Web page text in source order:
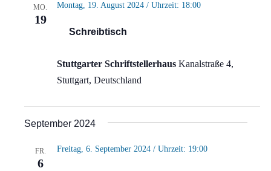
MO.
19
Schreibtisch
Montag, 19. August 2024 / Uhrzeit: 18:00
Stuttgarter Schriftstellerhaus Kanalstraße 4,
Stuttgart, Deutschland
September 2024
FR.
6
Freitag, 6. September 2024 / Uhrzeit: 19:00